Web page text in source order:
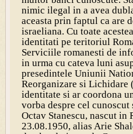
nimic ilegal in a avea
aceasta prin faptul ca are
israeliana. Cu toate
identitati pe teritoriul
Serviciile romanesti de
in urma cu cateva luni
presedintele Uniunii
Reorganizare si Lichidare
identitate si ar coordona
vorba despre cel
Octav Stanescu, nascut in
23.08.1950, alias Arie